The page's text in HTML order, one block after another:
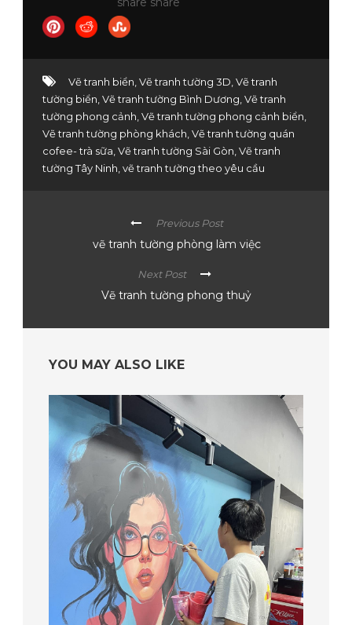
Vẽ tranh biển Vẽ tranh tường 3D Vẽ tranh
tường biển Vẽ tranh tường Bình Dương Vẽ tranh
tường phong cảnh Vẽ tranh tường phong cảnh biển
Vẽ tranh tường phòng khách Vẽ tranh tường quán
cofee- trà sữa Vẽ tranh tường Sài Gòn Vẽ tranh
tường Tây Ninh vẽ tranh tường theo yêu cầu
Previous Post
vẽ tranh tường phòng làm việc
Next Post
Vẽ tranh tường phong thuỷ
YOU MAY ALSO LIKE